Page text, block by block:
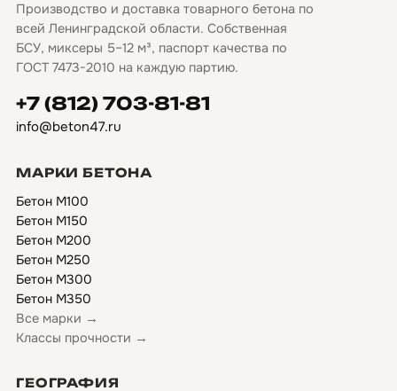
Производство и доставка товарного бетона по
всей Ленинградской области. Собственная
БСУ, миксеры 5–12 м³, паспорт качества по
ГОСТ 7473-2010 на каждую партию.
+7 (812) 703-81-81
info@beton47.ru
МАРКИ БЕТОНА
Бетон М100
Бетон М150
Бетон М200
Бетон М250
Бетон М300
Бетон М350
Все марки →
Классы прочности →
ГЕОГРАФИЯ